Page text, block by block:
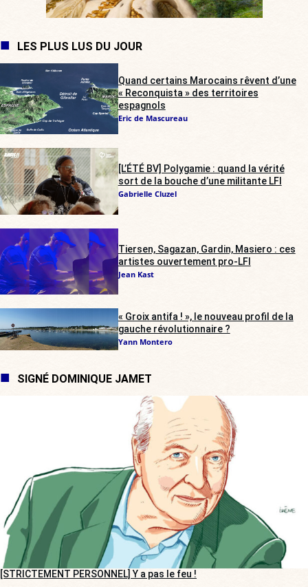
LES PLUS LUS DU JOUR
Quand certains Marocains rêvent d’une
« Reconquista » des territoires
espagnols
Eric de Mascureau
[L’ÉTÉ BV] Polygamie : quand la vérité
sort de la bouche d’une militante LFI
Gabrielle Cluzel
Tiersen, Sagazan, Gardin, Masiero : ces
artistes ouvertement pro-LFI
Jean Kast
« Groix antifa ! », le nouveau profil de la
gauche révolutionnaire ?
Yann Montero
SIGNÉ DOMINIQUE JAMET
[STRICTEMENT PERSONNEL] Y a pas le feu !